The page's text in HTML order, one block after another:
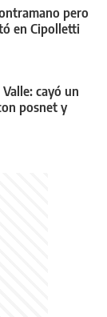
pero
en Cipolletti
cayó un
posnet y